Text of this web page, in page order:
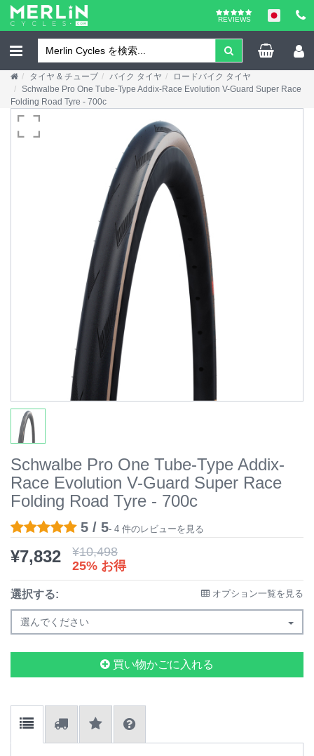
REVIEWS
タイヤ & チューブ バイク タイヤ
ロードバイク タイヤ
Schwalbe Pro One Tube-Type Addix-Race Evolution V-Guard Super Race
Folding Road Tyre - 700c
Schwalbe Pro One Tube-Type Addix-
Race Evolution V-Guard Super Race
Folding Road Tyre - 700c
5 / 5- 4 件のレビューを見る
¥7,832 ¥10,498
25% お得
選択する: オプション一覧を見る
選んでください
買い物かごに入れる